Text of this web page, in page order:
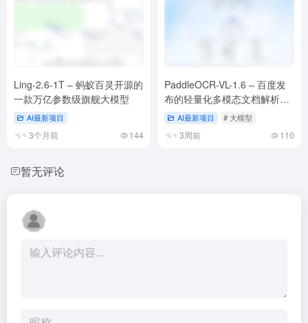
Ling-2.6-1T – 蚂蚁百灵开源的
一款万亿参数级旗舰大模型
AI最新项目
3个月前 144
PaddleOCR-VL-1.6 – 百度发
布的轻量化多模态文档解析模
型 AI最新项目 # 大模型
3周前 110
暂无评论